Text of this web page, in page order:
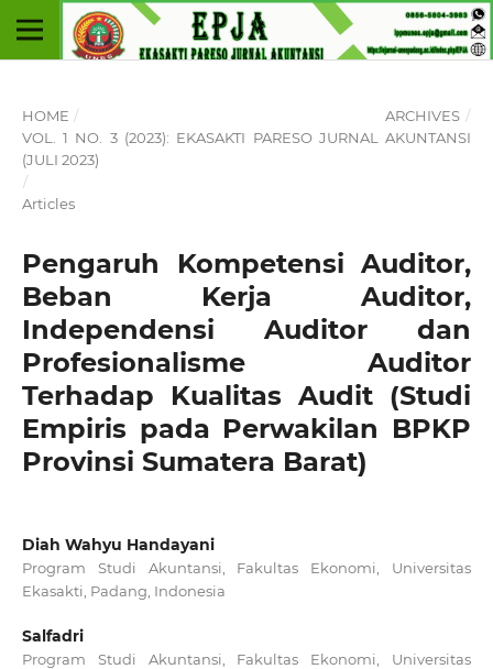
HOME / ARCHIVES /
VOL. 1 NO. 3 (2023): EKASAKTI PARESO JURNAL AKUNTANSI
(JULI 2023)
/
Articles
Pengaruh Kompetensi Auditor,
Beban Kerja Auditor,
Independensi Auditor dan
Profesionalisme Auditor
Terhadap Kualitas Audit (Studi
Empiris pada Perwakilan BPKP
Provinsi Sumatera Barat)
Diah Wahyu Handayani
Program Studi Akuntansi, Fakultas Ekonomi, Universitas
Ekasakti, Padang, Indonesia
Salfadri
Program Studi Akuntansi, Fakultas Ekonomi, Universitas